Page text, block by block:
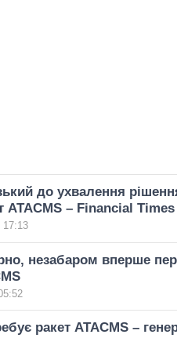
до ухвалення
ATACMS – Financial Times
17:13
незабаром вперше
ракет ATACMS –